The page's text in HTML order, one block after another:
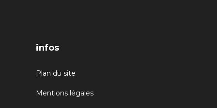
infos
Plan du site
Mentions légales